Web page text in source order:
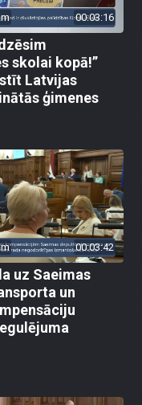
00:03:16
skolai kopā!”
Latvijas
ģimenes
00:03:42
uz Saeimas
un